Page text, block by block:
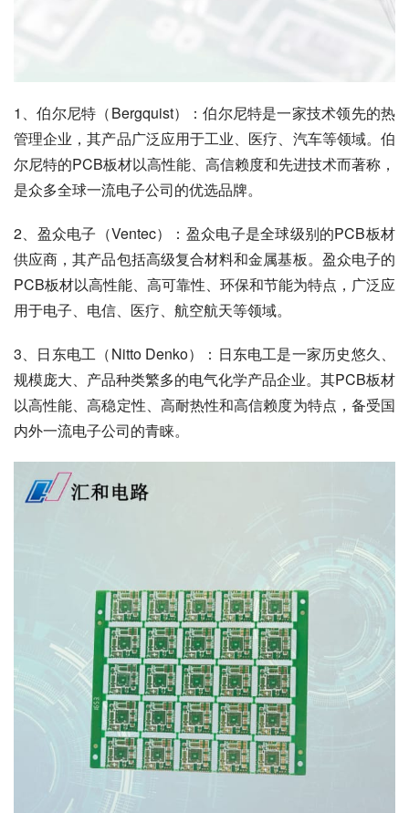
1、伯尔尼特（Bergquist）：伯尔尼特是一家技术领先的热
管理企业，其产品广泛应用于工业、医疗、汽车等领域。伯
尔尼特的PCB板材以高性能、高信赖度和先进技术而著称，
是众多全球一流电子公司的优选品牌。
2、盈众电子（Ventec）：盈众电子是全球级别的PCB板材
供应商，其产品包括高级复合材料和金属基板。盈众电子的
PCB板材以高性能、高可靠性、环保和节能为特点，广泛应
用于电子、电信、医疗、航空航天等领域。
3、日东电工（Nitto Denko）：日东电工是一家历史悠久、
规模庞大、产品种类繁多的电气化学产品企业。其PCB板材
以高性能、高稳定性、高耐热性和高信赖度为特点，备受国
内外一流电子公司的青睐。